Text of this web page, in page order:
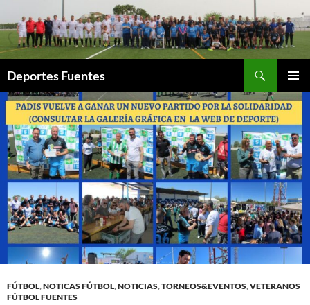
al
contenido
Deportes Fuentes
MENÚ
FÚTBOL,NOTICAS FÚTBOL,NOTICIAS,TORNEOS&EVENTOS,VETERANOS
FÚTBOL FUENTES